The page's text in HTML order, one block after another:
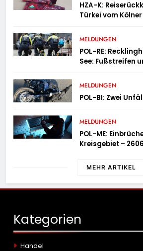
HZA-K:
Türkei vom Kölner
Potenzhonig
Trend hält an
MELDUNGEN
POL-RE:
See: Fußstreifen
MELDUNGEN
POL-BI: Zwei
MELDUNGEN
POL-ME:
Kreisgebiet –
MEHR ARTIKEL
Kategorien
Handel